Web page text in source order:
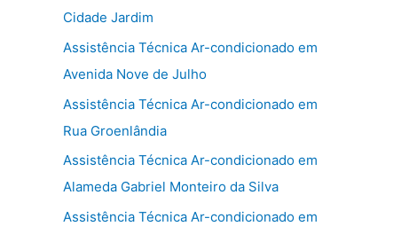
Cidade Jardim
Assistência Técnica Ar-condicionado em
Avenida Nove de Julho
Assistência Técnica Ar-condicionado em
Rua Groenlândia
Assistência Técnica Ar-condicionado em
Alameda Gabriel Monteiro da Silva
Assistência Técnica Ar-condicionado em